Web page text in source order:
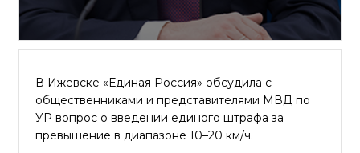
В Ижевске «Единая Россия» обсудила с
общественниками и представителями МВД по
УР вопрос о введении единого штрафа за
превышение в диапазоне 10–20 км/ч.